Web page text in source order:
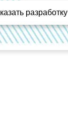
разработку